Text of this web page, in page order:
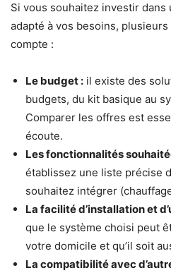
Si vous souhaitez investir dans
adapté à vos besoins,
compte :
Le budget : il existe des
budgets, du kit basique au
Comparer les offres est
écoute.
Les fonctionnalités
établissez une liste précise
souhaitez intégrer
La facilité d’installation et
que le système choisi peut
votre domicile et qu’il soit
La compatibilité avec